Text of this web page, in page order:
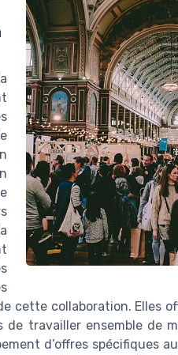
collaboration. Elles
travailler ensemble de
d’offres spécifiques